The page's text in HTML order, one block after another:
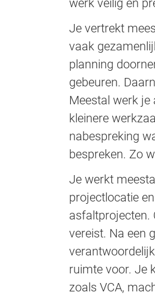
Je vertrekt
vaak
planning
gebeuren.
Meestal werk
kleinere
nabespreking
bespreken. Zo
Je werkt
projectlocatie
asfaltprojecten.
vereist. Na een
ruimte voor. Je
zoals VCA,